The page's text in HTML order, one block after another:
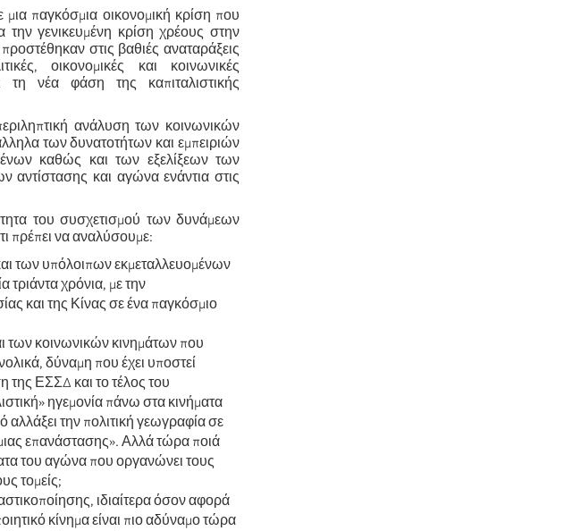
παγκόσμια οικονομική κρίση που
την γενικευμένη κρίση χρέους στην
στις βαθιές αναταράξεις
οικονομικές και κοινωνικές
νέα φάση της καπιταλιστικής
ανάλυση των κοινωνικών
των δυνατοτήτων και εμπειριών
καθώς και των εξελίξεων των
αντίστασης και αγώνα ενάντια στις
του συσχετισμού των δυνάμεων
πρέπει να αναλύσουμε:
των υπόλοιπων εκμεταλλευομένων
τριάντα χρόνια, με την
και της Κίνας σε ένα παγκόσμιο
των κοινωνικών κινημάτων που
δύναμη που έχει υποστεί
της ΕΣΣΔ και το τέλος του
ηγεμονία πάνω στα κινήματα
αλλάξει την πολιτική γεωγραφία σε
επανάστασης». Αλλά τώρα ποιά
του αγώνα που οργανώνει τους
τομείς;
ιδιαίτερα όσον αφορά
κίνημα είναι πιο αδύναμο τώρα